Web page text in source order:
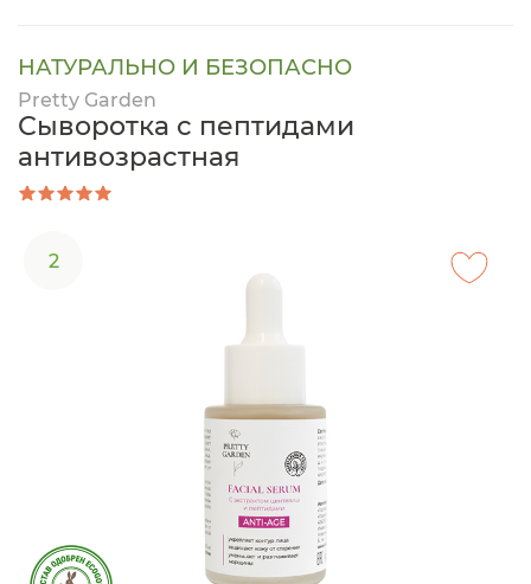
НАТУРАЛЬНО И БЕЗОПАСНО
Pretty Garden
Сыворотка с пептидами
антивозрастная
2